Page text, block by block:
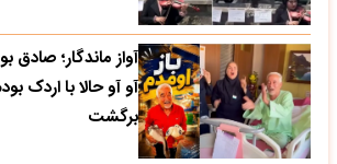
آواز ماندگار؛ صادق
آو آو حالا با اردک
برگشت